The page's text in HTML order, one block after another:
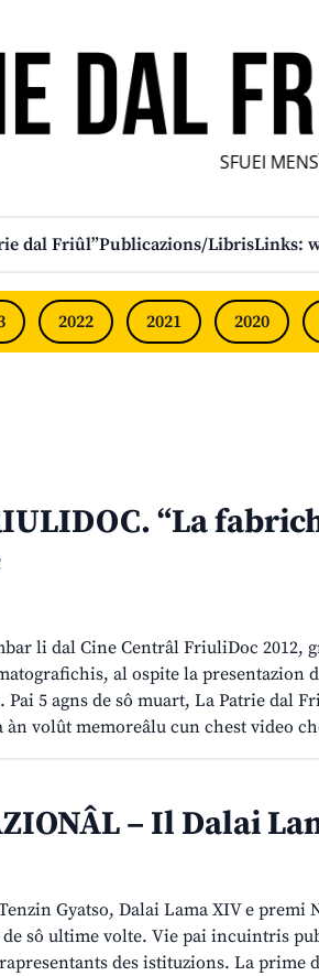
SFUEI
dal Friûl”Publicazions/LibrisLinks:
2022 2021 2020
“La
li dal Cine Centrâl FriuliDoc 2012,
al ospite la presentazion
5 agns de sô muart, La Patrie dal
àn volût memoreâlu cun chest video
– Il Dalai
Gyatso, Dalai Lama XIV e
de sô ultime volte. Vie pai incuintris
des istituzions. La prime